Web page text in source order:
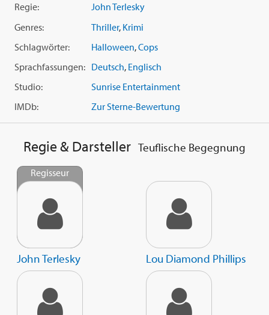
Regie:
John Terlesky
Genres:
Thriller, Krimi
Schlagwörter:
Halloween,Cops
Sprachfassungen: Deutsch, Englisch
Studio:
Sunrise Entertainment
IMDb:
Zur Sterne-Bewertung
Regie & Darsteller Teuflische Begegnung
Regisseur
John Terlesky Lou Diamond Phillips